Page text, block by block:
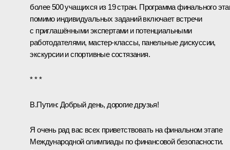
более 500 учащихся из 19 стран. Программа финального
помимо индивидуальных заданий включает встречи
с приглашёнными экспертами и потенциальными
работодателями, мастер-классы, панельные дискуссии,
экскурсии и спортивные состязания.
* * *
В.Путин: Добрый день, дорогие друзья!
Я очень рад вас всех приветствовать на финальном этапе
Международной олимпиады по финансовой безопасности.